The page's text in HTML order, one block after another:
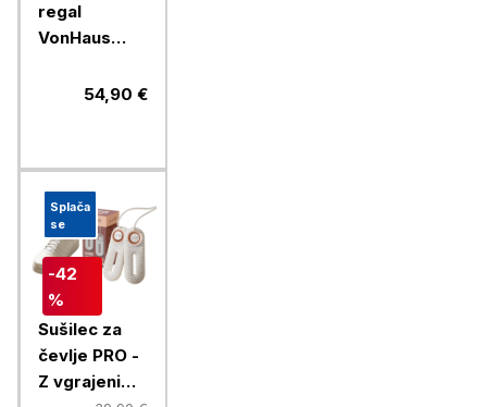
regal
VonHaus
54,90 €
Splača
se
-42
%
Sušilec za
čevlje PRO -
Z vgrajenim